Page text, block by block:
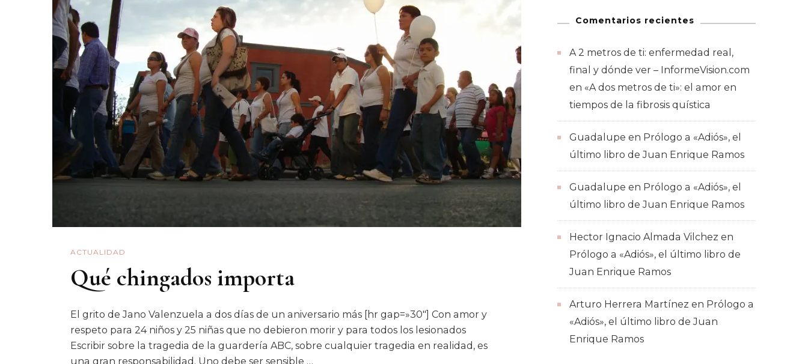
ACTUALIDAD
Qué chingados importa
El grito de Jano Valenzuela a dos días de un aniversario más [hr gap=»30″] Con amor y
respeto para 24 niños y 25 niñas que no debieron morir y para todos los lesionados
Escribir sobre la tragedia de la guardería ABC, sobre cualquier tragedia en realidad, es
una gran responsabilidad. Uno debe ser sensible …
Comentarios recientes
A 2 metros de ti: enfermedad real,
final y dónde ver – InformeVision.com
en «A dos metros de ti»: el amor en
tiempos de la fibrosis quística
Guadalupe en Prólogo a «Adiós», el
último libro de Juan Enrique Ramos
Guadalupe en Prólogo a «Adiós», el
último libro de Juan Enrique Ramos
Hector Ignacio Almada Vilchez en
Prólogo a «Adiós», el último libro de
Juan Enrique Ramos
Arturo Herrera Martínez en Prólogo a
«Adiós», el último libro de Juan
Enrique Ramos